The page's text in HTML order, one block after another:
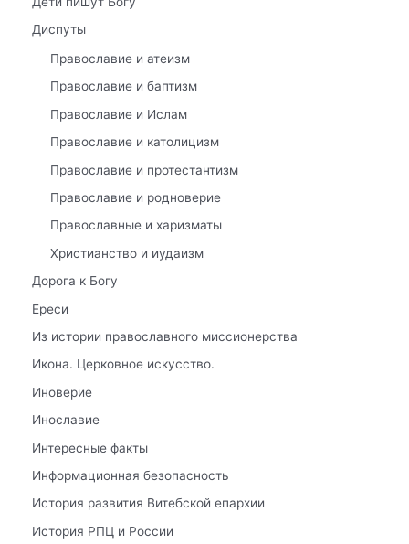
Диспуты
Православие и атеизм
Православие и баптизм
Православие и Ислам
Православие и католицизм
Православие и протестантизм
Православие и родноверие
Православные и харизматы
Христианство и иудаизм
Дорога к Богу
Ереси
Из истории православного миссионерства
Икона. Церковное искусство.
Иноверие
Инославие
Интересные факты
Информационная безопасность
История развития Витебской епархии
История РПЦ и России